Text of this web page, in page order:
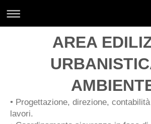
AREA
• Progettazione, direzione,
lavori.